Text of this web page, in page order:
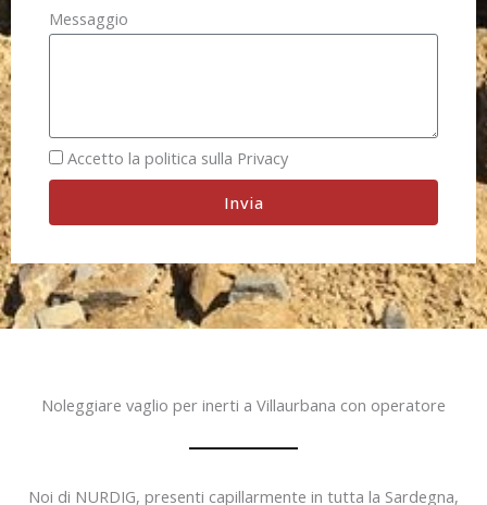
Messaggio
Accetto la politica sulla Privacy
Invia
Noleggiare vaglio per inerti a Villaurbana con operatore
Noi di NURDIG, presenti capillarmente in tutta la Sardegna,